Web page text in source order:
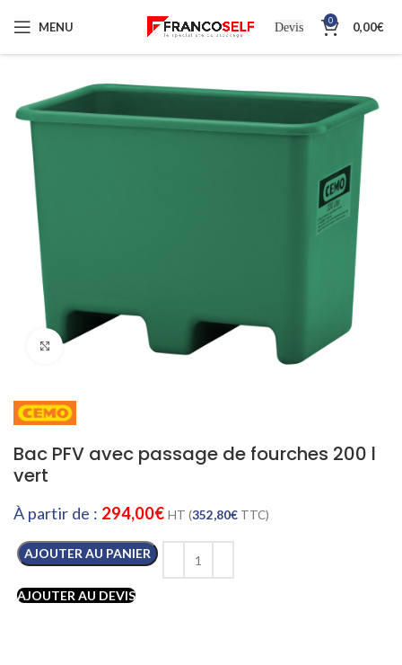
MENU Devis 0 0,00€
Cliquez pour agrandir
Bac PFV avec passage de fourches 200 l
vert
À partir de : 294,00€ HT (352,80€ TTC)
AJOUTER AU PANIER
AJOUTER AU DEVIS